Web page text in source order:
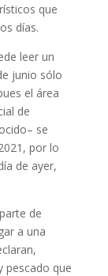
que
días.
leer un
junio sólo
el área
de
se
por lo
de ayer,
de
a una
pescado que